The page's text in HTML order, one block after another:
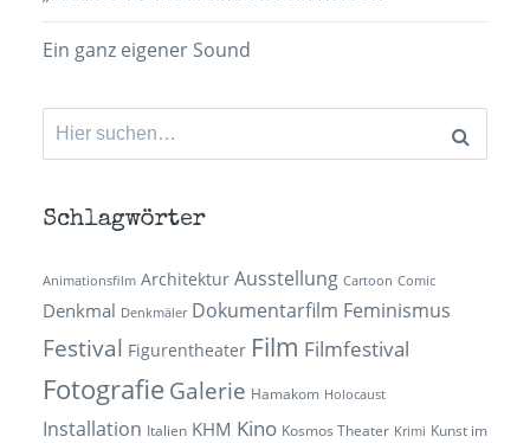
Ein ganz eigener Sound
Suchen
nach:
Schlagwörter
Animationsfilm Architektur Ausstellung Cartoon Comic
Denkmal Denkmäler Dokumentarfilm Feminismus
Festival Figurentheater Film Filmfestival
Fotografie Galerie Hamakom Holocaust
Installation Italien KHM Kino Kosmos Theater Krimi Kunst im